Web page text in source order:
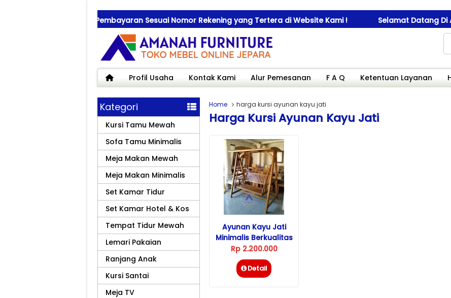
Saat Transfer Pembayaran Sesuai Nomor Rekening yang Tertera di Website Kami ! Selamat Datang Di
Profil Usaha Kontak Kami Alur Pemesanan F A Q Ketentuan Layanan
Home harga kursi ayunan kayu jati
Harga Kursi Ayunan Kayu Jati
Ayunan Kayu Jati
Minimalis Berkualitas
Untuk Taman
Rp 2.200.000
Detail
Kategori
Kursi Tamu Mewah
Sofa Tamu Minimalis
Meja Makan Mewah
Meja Makan Minimalis
Set Kamar Tidur
Set Kamar Hotel & Kos
Tempat Tidur Mewah
Lemari Pakaian
Ranjang Anak
Kursi Santai
Meja TV